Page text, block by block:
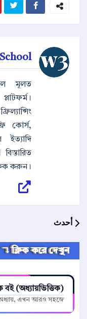
মূলত
কোর্স,
ইত্যাদি
করুন।
أحدث
ক্লিক করে দেখুন ↴
বই (অধ্যায়ভিত্তিক)
অধ্যায়, এখন আরও সহজে!